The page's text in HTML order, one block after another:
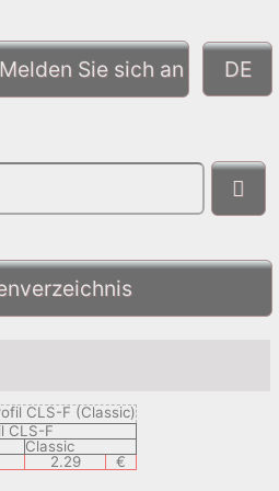
Melden Sie sich an
CLS-F
Classic
2.29 €